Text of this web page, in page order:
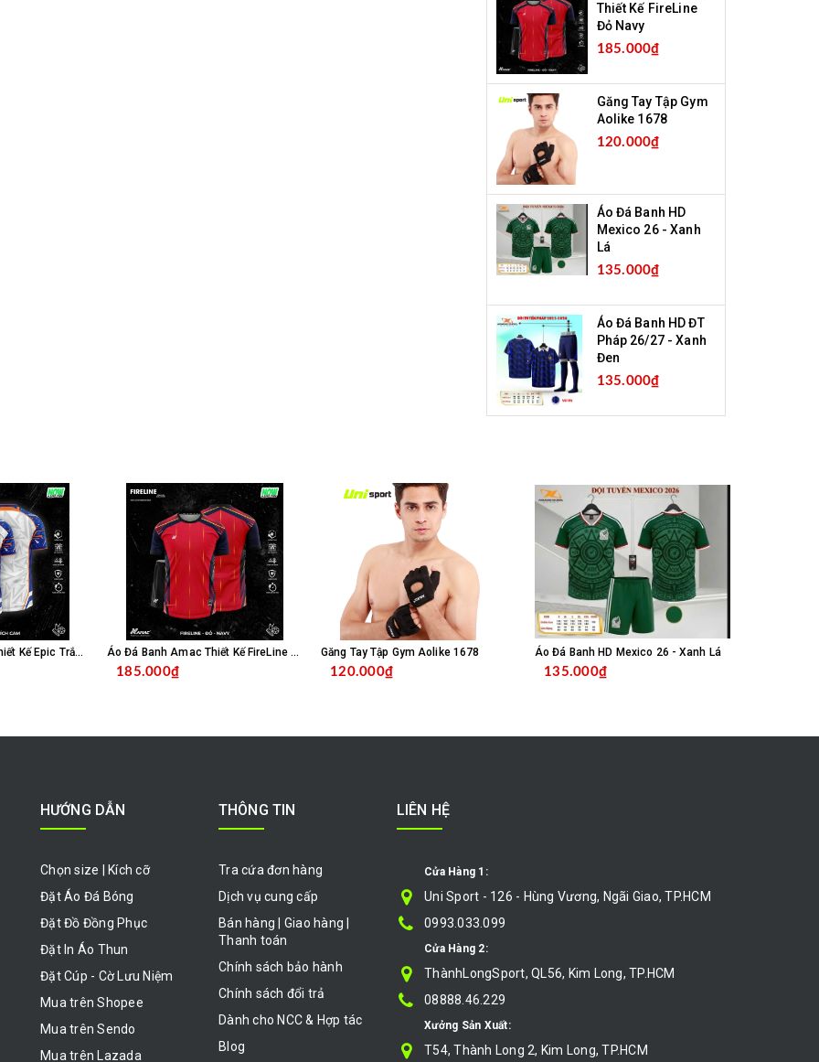
Thiết Kế FireLine
Đỏ Navy
185.000₫
Găng Tay Tập Gym
Aolike 1678
120.000₫
Áo Đá Banh HD
Mexico 26 - Xanh
Lá
135.000₫
Áo Đá Banh HD ĐT
Pháp 26/27 - Xanh
Đen
135.000₫
Áo Đá Banh Amac Thiết Kế Epic Trắng Bích Áo Đá Banh Amac Thiết Kế FireLine Đỏ Navy
185.000₫
Găng Tay Tập Gym Aolike 1678
120.000₫
Áo Đá Banh HD Mexico 26 - Xanh Lá
135.000₫
HƯỚNG DẪN
Chọn size | Kích cỡ
Đặt Áo Đá Bóng
Đặt Đồ Đồng Phục
Đặt In Áo Thun
Đặt Cúp - Cờ Lưu Niệm
Mua trên Shopee
Mua trên Sendo
Mua trên Lazada
THÔNG TIN
Tra cứa đơn hàng
Dịch vụ cung cấp
Bán hàng | Giao hàng |
Thanh toán
Chính sách bảo hành
Chính sách đổi trả
Dành cho NCC & Hợp tác
Blog
LIÊN HỆ
Cửa Hàng 1:
Uni Sport - 126 - Hùng Vương, Ngãi Giao, TP.HCM
0993.033.099
Cửa Hàng 2:
ThànhLongSport, QL56, Kim Long, TP.HCM
08888.46.229
Xưởng Sản Xuất:
T54, Thành Long 2, Kim Long, TP.HCM